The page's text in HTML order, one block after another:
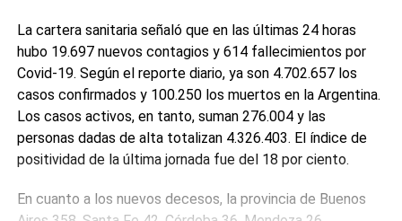
La cartera sanitaria señaló que en las últimas 24 horas
hubo 19.697 nuevos contagios y 614 fallecimientos por
Covid-19. Según el reporte diario, ya son 4.702.657 los
casos confirmados y 100.250 los muertos en la Argentina.
Los casos activos, en tanto, suman 276.004 y las
personas dadas de alta totalizan 4.326.403. El índice de
positividad de la última jornada fue del 18 por ciento.
En cuanto a los nuevos decesos, la provincia de Buenos